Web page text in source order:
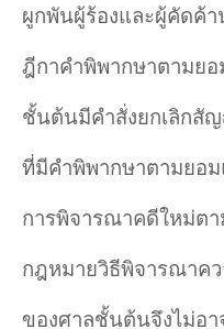
ผูกพันผู้ร้องและผู้คัดค้
ฎีกาคำพิพากษาตามย
ชั้นต้นมีคำสั่งยกเลิกสั
ที่มีคำพิพากษาตามยอ
การพิจารณาคดีใหม่ต
กฎหมายวิธีพิจารณาค
ของศาลชั้นต้นจึงไม่อ